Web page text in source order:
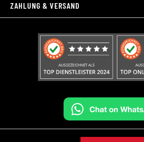
ZAHLUNG & VERSAND